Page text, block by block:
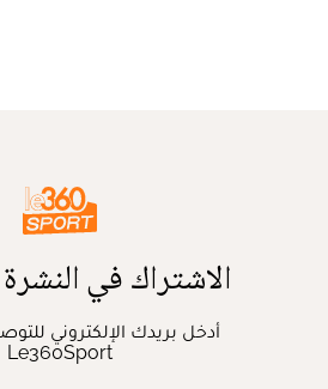
الاشتراك في النشرة
أدخل بريدك الإلكتروني
Le360Sport